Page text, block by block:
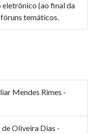
(ao final da
temáticos.
Mendes Rimes -
Oliveira Dias -